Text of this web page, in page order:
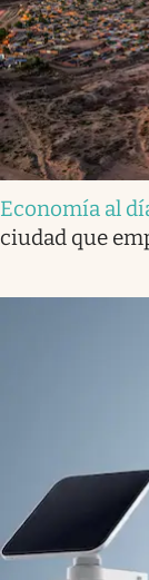
Economía al
ciudad que